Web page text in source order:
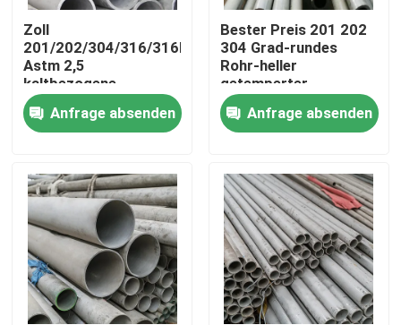
Über uns
Kontakte
Zoll
201/202/304/316/316l
Astm 2,5
kaltbezogene
Präzisions-nahtloser
Edelstahl-Rohr-Preis
Anfrage absenden
Bester Preis 201 202
304 Grad-rundes
Rohr-heller
getemperter
Edelstahl-nahtloser
Schläuche
Anfrage absenden